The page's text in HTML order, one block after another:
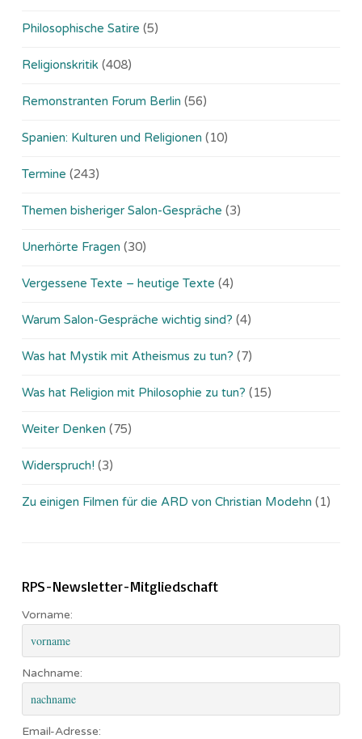
Philosophische Satire (5)
Religionskritik (408)
Remonstranten Forum Berlin (56)
Spanien: Kulturen und Religionen (10)
Termine (243)
Themen bisheriger Salon-Gespräche (3)
Unerhörte Fragen (30)
Vergessene Texte – heutige Texte (4)
Warum Salon-Gespräche wichtig sind? (4)
Was hat Mystik mit Atheismus zu tun? (7)
Was hat Religion mit Philosophie zu tun? (15)
Weiter Denken (75)
Widerspruch! (3)
Zu einigen Filmen für die ARD von Christian Modehn (1)
RPS-Newsletter-Mitgliedschaft
Vorname:
Nachname:
Email-Adresse: